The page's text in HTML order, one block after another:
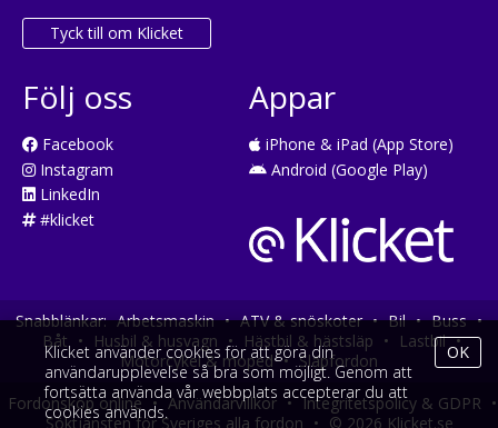
Tyck till om Klicket
Följ oss
Facebook
Instagram
LinkedIn
#klicket
Appar
iPhone & iPad (App Store)
Android (Google Play)
Snabblänkar: Arbetsmaskin • ATV & snöskoter • Bil • Buss •
Båt • Husbil & husvagn • Hästbil & hästsläp • Lastbil •
Motorcykel & moped • Släpfordon
Fordonsköp online • Användarvillkor • Integritetspolicy & GDPR •
Söktjänsten för Sveriges alla fordon • © 2026 Klicket.se
Klicket använder cookies för att göra din
användarupplevelse så bra som möjligt. Genom att
fortsätta använda vår webbplats accepterar du att
cookies används.
OK